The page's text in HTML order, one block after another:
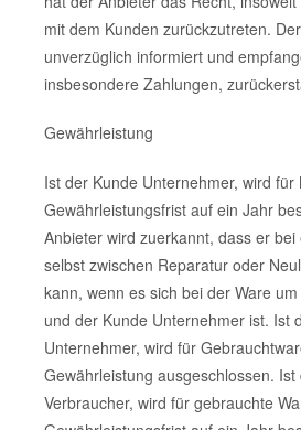
mit dem Kunden zurückzutreten.
unverzüglich informiert und
insbesondere Zahlungen,
Gewährleistung
Ist der Kunde Unternehmer, wird für
Gewährleistungsfrist auf ein Jahr
Anbieter wird zuerkannt, dass er
selbst zwischen Reparatur oder
kann, wenn es sich bei der Ware
und der Kunde Unternehmer ist. Ist
Unternehmer, wird für
Gewährleistung ausgeschlossen. Ist
Verbraucher, wird für gebrauchte